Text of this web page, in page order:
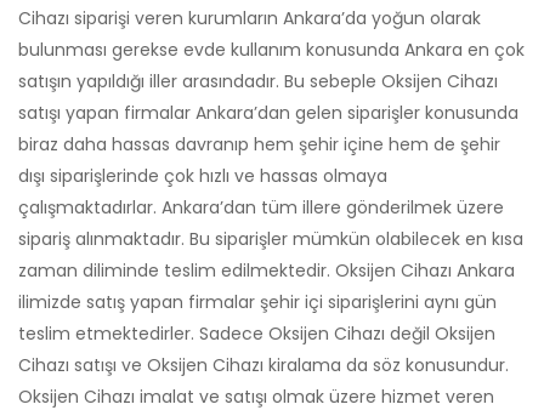
Cihazı siparişi veren kurumların Ankara’da yoğun olarak
bulunması gerekse evde kullanım konusunda Ankara en çok
satışın yapıldığı iller arasındadır. Bu sebeple Oksijen Cihazı
satışı yapan firmalar Ankara’dan gelen siparişler konusunda
biraz daha hassas davranıp hem şehir içine hem de şehir
dışı siparişlerinde çok hızlı ve hassas olmaya
çalışmaktadırlar. Ankara’dan tüm illere gönderilmek üzere
sipariş alınmaktadır. Bu siparişler mümkün olabilecek en kısa
zaman diliminde teslim edilmektedir. Oksijen Cihazı Ankara
ilimizde satış yapan firmalar şehir içi siparişlerini aynı gün
teslim etmektedirler. Sadece Oksijen Cihazı değil Oksijen
Cihazı satışı ve Oksijen Cihazı kiralama da söz konusundur.
Oksijen Cihazı imalat ve satışı olmak üzere hizmet veren